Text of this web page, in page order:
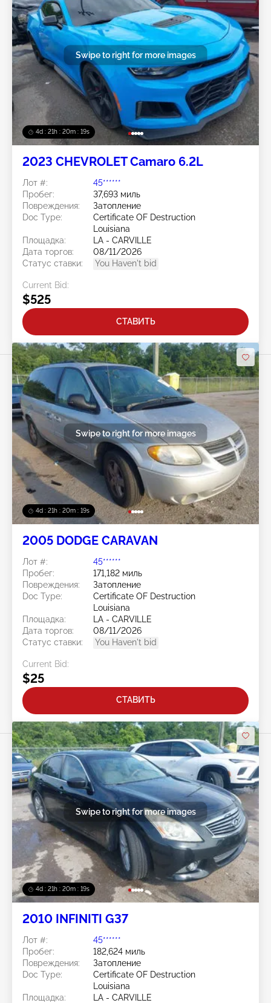
4d : 21h : 20m : 15s
Swipe to right for more images
2023 CHEVROLET Camaro 6.2L
Лот #:
45******
Пробег:
37,693 миль
Повреждения:
Затопление
Doc Type:
Certificate OF Destruction
Louisiana
Площадка:
LA - CARVILLE
Дата торгов:
08/11/2026
Статус ставки:
You Haven't bid
Current Bid:
$525
СТАВИТЬ
4d : 21h : 20m : 15s
Swipe to right for more images
2005 DODGE CARAVAN
Лот #:
45******
Пробег:
171,182 миль
Повреждения:
Затопление
Doc Type:
Certificate OF Destruction
Louisiana
Площадка:
LA - CARVILLE
Дата торгов:
08/11/2026
Статус ставки:
You Haven't bid
Current Bid:
$25
СТАВИТЬ
4d : 21h : 20m : 15s
Swipe to right for more images
2010 INFINITI G37
Лот #:
45******
Пробег:
182,624 миль
Повреждения:
Затопление
Doc Type:
Certificate OF Destruction
Louisiana
Площадка:
LA - CARVILLE